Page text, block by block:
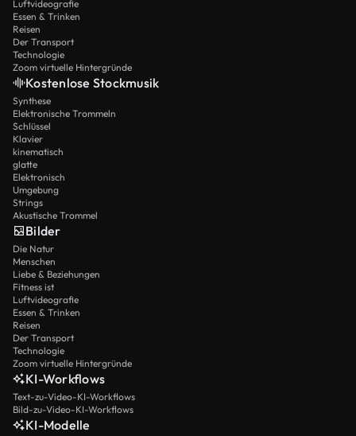
Luftvideografie
Essen & Trinken
Reisen
Der Transport
Technologie
Zoom virtuelle Hintergründe
Kostenlose Stockmusik
Synthese
Elektronische Trommeln
Schlüssel
Klavier
kinematisch
glatte
Elektronisch
Umgebung
Strings
Akustische Trommel
Bilder
Die Natur
Menschen
Liebe & Beziehungen
Fitness ist
Luftvideografie
Essen & Trinken
Reisen
Der Transport
Technologie
Zoom virtuelle Hintergründe
KI-Workflows
Text-zu-Video-KI-Workflows
Bild-zu-Video-KI-Workflows
KI-Modelle